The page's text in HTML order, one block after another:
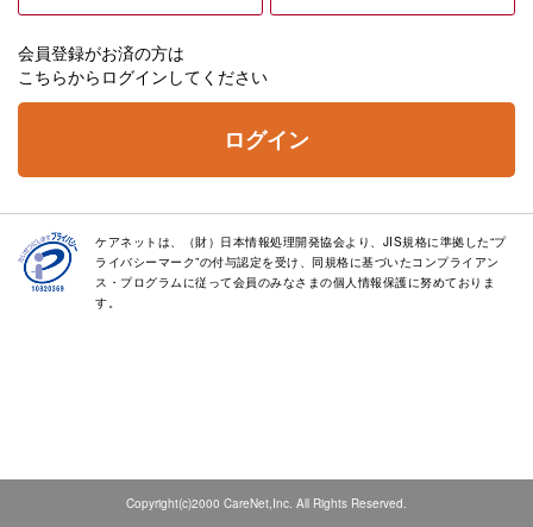
会員登録がお済の方は
こちらからログインしてください
ログイン
ケアネットは、（財）日本情報処理開発協会より、JIS規格に準拠した“プ
ライバシーマーク”の付与認定を受け、同規格に基づいたコンプライアン
ス・プログラムに従って会員のみなさまの個人情報保護に努めておりま
す。
Copyright(c)2000 CareNet,Inc. All Rights Reserved.